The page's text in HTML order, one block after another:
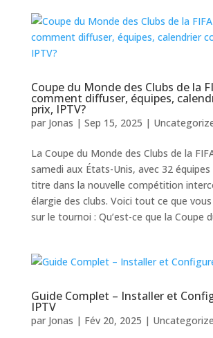
Coupe du Monde des Clubs de la
comment diffuser, équipes,
prix, IPTV?
par Jonas | Sep 15, 2025 |
La Coupe du Monde des Clubs de la
samedi aux États-Unis, avec 32
titre dans la nouvelle compétition
élargie des clubs. Voici tout ce que
sur le tournoi : Qu’est-ce que la Coupe
Guide Complet – Installer et
IPTV
par Jonas | Fév 20, 2025 |